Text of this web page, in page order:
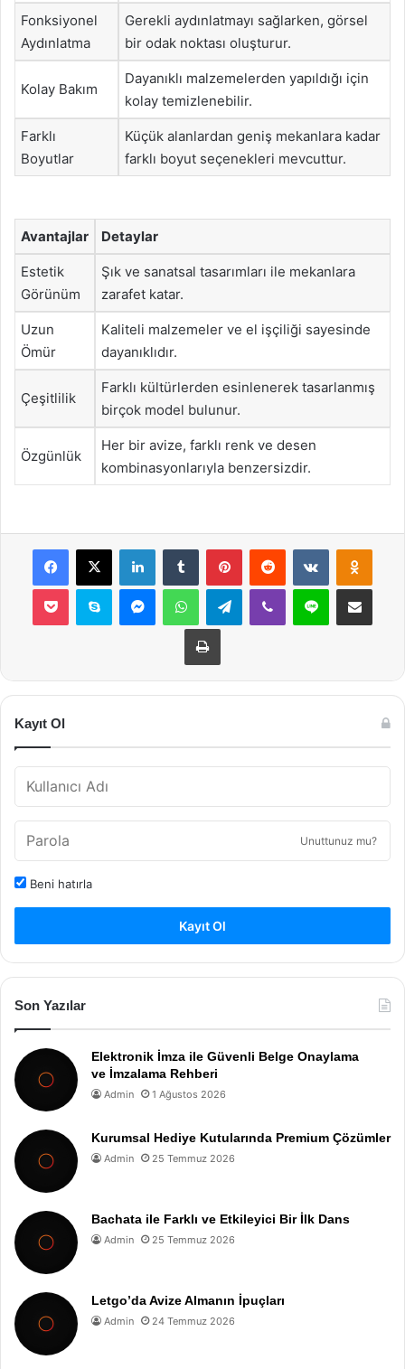
Fonksiyonel
Aydınlatma
Gerekli aydınlatmayı sağlarken, görsel
bir odak noktası oluşturur.
Kolay Bakım
Dayanıklı malzemelerden yapıldığı için
kolay temizlenebilir.
Farklı
Boyutlar
Küçük alanlardan geniş mekanlara kadar
farklı boyut seçenekleri mevcuttur.
Avantajlar Detaylar
Estetik
Görünüm
Şık ve sanatsal tasarımları ile mekanlara
zarafet katar.
Uzun
Ömür
Kaliteli malzemeler ve el işçiliği sayesinde
dayanıklıdır.
Çeşitlilik
Farklı kültürlerden esinlenerek tasarlanmış
birçok model bulunur.
Özgünlük
Her bir avize, farklı renk ve desen
kombinasyonlarıyla benzersizdir.
Facebook
X LinkedInTumblr PinterestReddit VKontakte
Pocket Skype MessengerWhatsAppTelegramViber Line E-Posta ile
Yazdır
Kayıt Ol
Unuttunuz mu?
Beni hatırla
Kayıt Ol
Son Yazılar
Elektronik İmza ile Güvenli Belge Onaylama
ve İmzalama Rehberi
Admin 1 Ağustos 2026
Kurumsal Hediye Kutularında Premium Çözümler
Admin 25 Temmuz 2026
Bachata ile Farklı ve Etkileyici Bir İlk Dans
Admin 25 Temmuz 2026
Letgo’da Avize Almanın İpuçları
Admin 24 Temmuz 2026